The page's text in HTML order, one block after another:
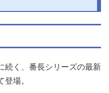
続く、番長シリーズの最新
場。